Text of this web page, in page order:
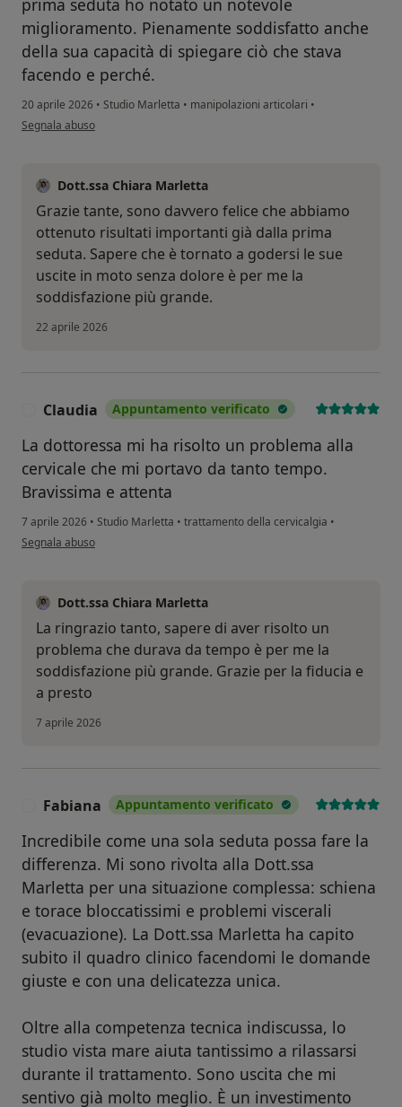
prima seduta ho notato un notevole
miglioramento. Pienamente soddisfatto anche
della sua capacità di spiegare ciò che stava
facendo e perché.
20 aprile 2026 • Studio Marletta • manipolazioni articolari •
secondo l'opinione dell'utente Ottavio
Segnala abuso
Dott.ssa Chiara Marletta
Grazie tante, sono davvero felice che abbiamo
ottenuto risultati importanti già dalla prima
seduta. Sapere che è tornato a godersi le sue
uscite in moto senza dolore è per me la
soddisfazione più grande.
22 aprile 2026
Claudia Appuntamento verificato
La dottoressa mi ha risolto un problema alla
cervicale che mi portavo da tanto tempo.
Bravissima e attenta
7 aprile 2026 • Studio Marletta • trattamento della cervicalgia •
secondo l'opinione dell'utente Claudia
Segnala abuso
Dott.ssa Chiara Marletta
La ringrazio tanto, sapere di aver risolto un
problema che durava da tempo è per me la
soddisfazione più grande. Grazie per la fiducia e
a presto
7 aprile 2026
Fabiana Appuntamento verificato
Incredibile come una sola seduta possa fare la
differenza. Mi sono rivolta alla Dott.ssa
Marletta per una situazione complessa: schiena
e torace bloccatissimi e problemi viscerali
(evacuazione). La Dott.ssa Marletta ha capito
subito il quadro clinico facendomi le domande
giuste e con una delicatezza unica.
Oltre alla competenza tecnica indiscussa, lo
studio vista mare aiuta tantissimo a rilassarsi
durante il trattamento. Sono uscita che mi
sentivo già molto meglio. È un investimento